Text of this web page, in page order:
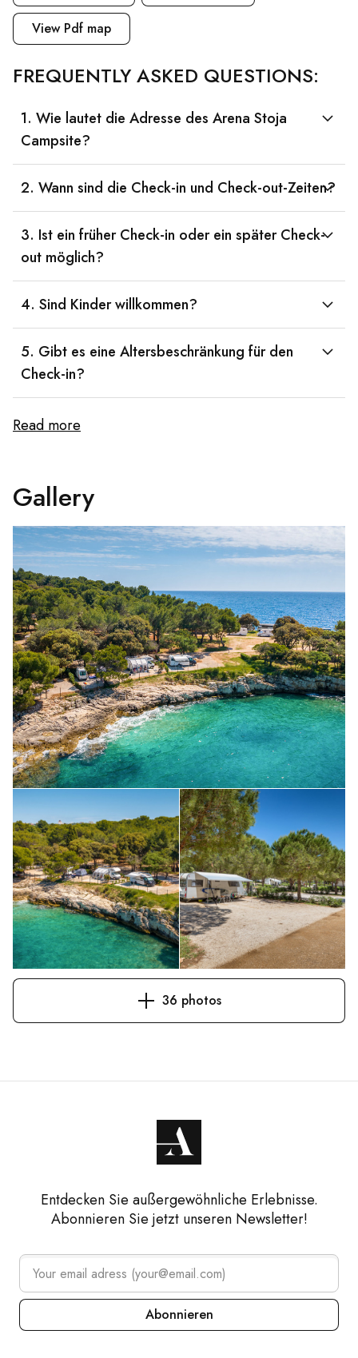
View Pdf map
FREQUENTLY ASKED QUESTIONS:
1. Wie lautet die Adresse des Arena Stoja
Campsite?
2. Wann sind die Check-in und Check-out-Zeiten?
3. Ist ein früher Check-in oder ein später Check-
out möglich?
4. Sind Kinder willkommen?
5. Gibt es eine Altersbeschränkung für den
Check-in?
Read more
Gallery
36 photos
Entdecken Sie außergewöhnliche Erlebnisse.
Abonnieren Sie jetzt unseren Newsletter!
Abonnieren